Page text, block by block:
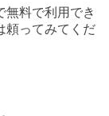
無料で利用でき
頼ってみてくだ